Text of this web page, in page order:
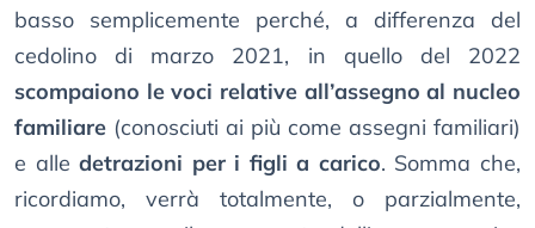
basso semplicemente perché, a differenza del
cedolino di marzo 2021, in quello del 2022
scompaiono le voci relative all’assegno al nucleo
familiare (conosciuti ai più come assegni familiari)
e alledetrazioni per i figli a carico. Somma che,
ricordiamo, verrà totalmente, o parzialmente,